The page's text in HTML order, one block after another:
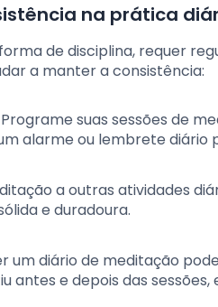
na prática
de disciplina, requer
a manter a consistência:
suas sessões de
alarme ou lembrete diário
a outras atividades
e duradoura.
um diário de meditação
antes e depois das